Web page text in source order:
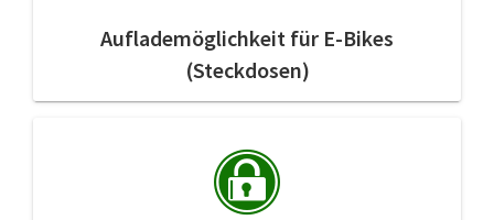
Auflademöglichkeit für E-Bikes
(Steckdosen)